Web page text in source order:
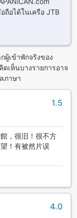
ถือได้ในเครือ JTB
ผู้เข้าพักจริงของ
ดเห็นบางรายการอาจ
ภาษา
1.5
，很旧！很不方
！有被然片误
4.0